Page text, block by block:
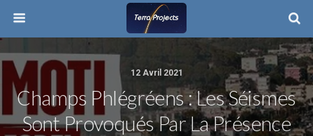
12 Avril 2021
Champs Phlégréens : Les Séismes
Sont Provoqués Par La Présence